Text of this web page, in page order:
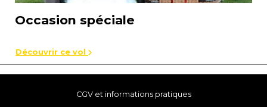
Occasion spéciale
Découvrir ce vol
CGV et informations pratiques